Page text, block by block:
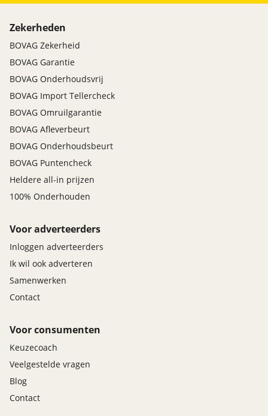
Zekerheden
BOVAG Zekerheid
BOVAG Garantie
BOVAG Onderhoudsvrij
BOVAG Import Tellercheck
BOVAG Omruilgarantie
BOVAG Afleverbeurt
BOVAG Onderhoudsbeurt
BOVAG Puntencheck
Heldere all-in prijzen
100% Onderhouden
Voor adverteerders
Inloggen adverteerders
Ik wil ook adverteren
Samenwerken
Contact
Voor consumenten
Keuzecoach
Veelgestelde vragen
Blog
Contact